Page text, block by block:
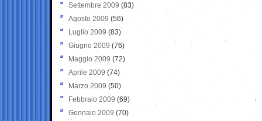
Settembre 2009 (83)
Agosto 2009 (56)
Luglio 2009 (83)
Giugno 2009 (76)
Maggio 2009 (72)
Aprile 2009 (74)
Marzo 2009 (50)
Febbraio 2009 (69)
Gennaio 2009 (70)